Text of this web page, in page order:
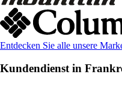
Entdecken Sie alle unsere
Kundendienst in